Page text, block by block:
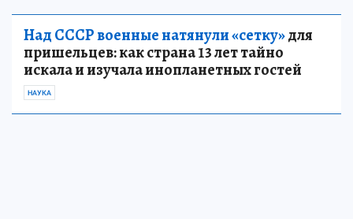
Над СССР военные натянули «сетку»для
пришельцев: как страна 13 лет тайно
искала и изучала инопланетных гостей
НАУКА